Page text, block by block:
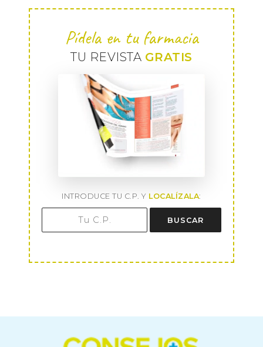
Pídela en tu farmacia
TU REVISTA GRATIS
INTRODUCE TU C.P. Y LOCALÍZALA:
BUSCAR